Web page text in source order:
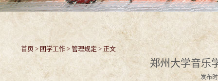
首页 > 团学工作 > 管理规定 > 正文
郑州大学音乐
发布